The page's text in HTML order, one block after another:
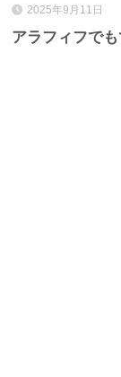
2025年9月11日
アラフィフで